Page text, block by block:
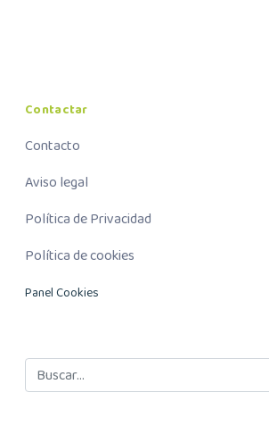
Contactar
Contacto
Aviso legal
Política de Privacidad
Política de cookies
Panel Cookies